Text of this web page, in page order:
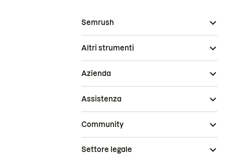
Semrush
Altri strumenti
Azienda
Assistenza
Community
Settore legale